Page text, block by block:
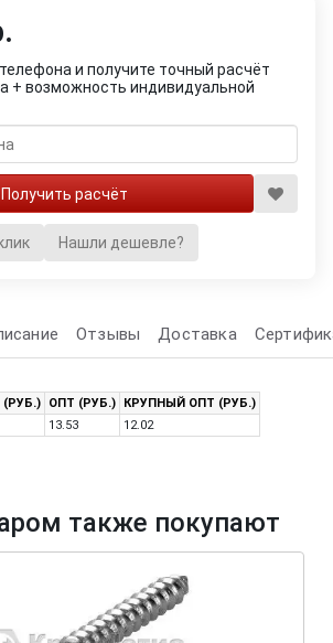
и получите точный расчёт
+ возможность индивидуальной
Нашли дешевле?
Отзывы Доставка
ОПТ (РУБ.)
КРУПНЫЙ ОПТ (РУБ.)
13.53 12.02
также покупают